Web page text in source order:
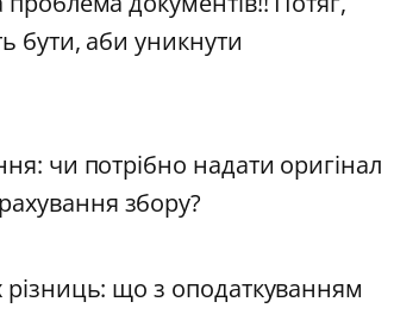
бути, аби уникнути
чи потрібно надати оригінал
збору?
різниць: що з оподаткуванням